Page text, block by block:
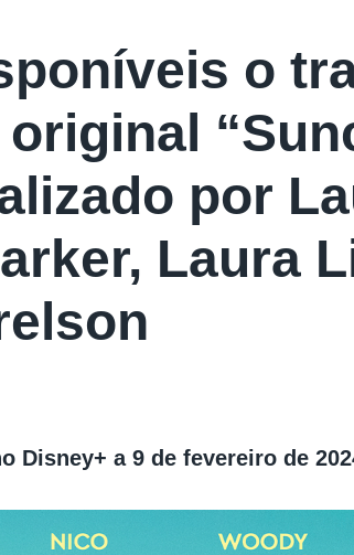
o
por
Laura
Disney+ a 9 de fevereiro de